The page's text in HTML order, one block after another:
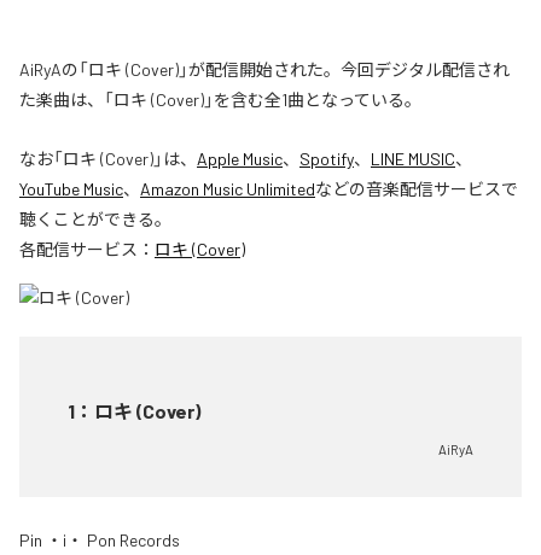
AiRyAの「ロキ (Cover)」が配信開始された。今回デジタル配信され
た楽曲は、「ロキ (Cover)」を含む全1曲となっている。
なお「ロキ (Cover)」は、 Apple Music、 Spotify、 LINE MUSIC、
YouTube Music、 Amazon Music Unlimitedなどの音楽配信サービスで
聴くことができる。
各配信サービス： ロキ (Cover)
1 ： ロキ (Cover)
AiRyA
Pin ・i・ Pon Records